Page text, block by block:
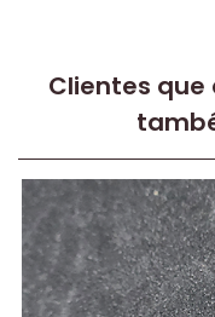
Clientes